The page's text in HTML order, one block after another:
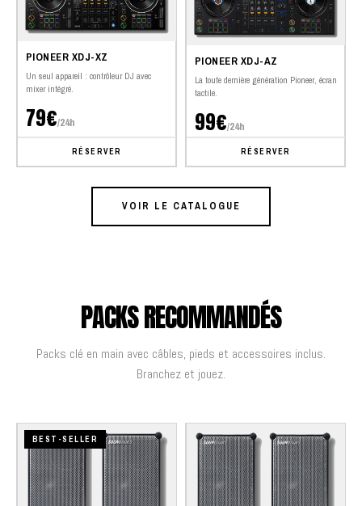
PIONEER XDJ-XZ
Un seul appareil : contrôleur DJ avec
mixer intégré.
79€/24h
RÉSERVER
PIONEER XDJ-AZ
La toute dernière génération Pioneer, écran
tactile.
99€/24h
RÉSERVER
VOIR LE CATALOGUE
PACKS RECOMMANDÉS
Packs clé en main avec câbles, pieds et accessoires inclus.
Branchez et jouez.
BEST-SELLER